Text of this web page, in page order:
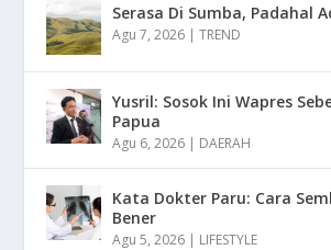
Serasa Di Sumba, Padahal
Agu 7, 2026 |TREND
Yusril: Sosok Ini Wapres
Papua
Agu 6, 2026 | DAERAH
Kata Dokter Paru: Cara
Bener
Agu 5, 2026 | LIFESTYLE